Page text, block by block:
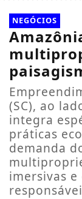
NEGÓCIOS
(SC), ao
integra
práticas
demanda
imersivas